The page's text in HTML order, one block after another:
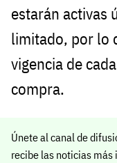
estarán activas
limitado, por lo
vigencia de
compra.
Únete al canal de
recibe las noticias